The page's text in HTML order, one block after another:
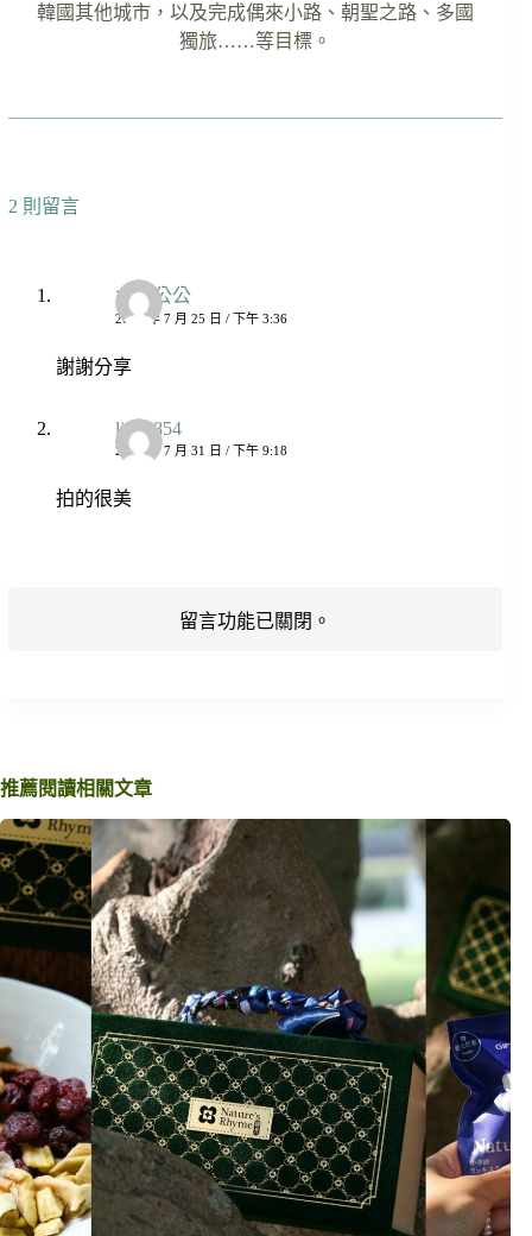
韓國其他城市，以及完成偶來小路、朝聖之路、多國
獨旅……等目標。
2 則留言
太陽公公
2022 年 7 月 25 日 / 下午 3:36
謝謝分享
lid12854
2022 年 7 月 31 日 / 下午 9:18
拍的很美
留言功能已關閉。
推薦閱讀相關文章